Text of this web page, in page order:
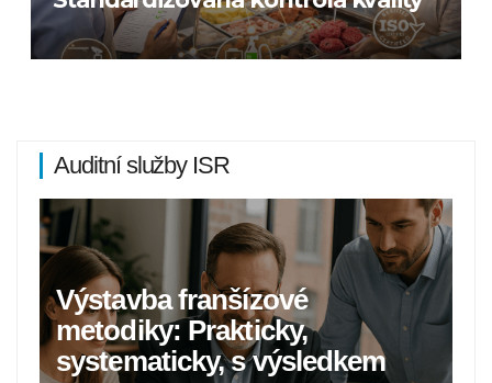
Auditní služby ISR
Výstavba franšízové
metodiky: Prakticky,
systematicky, s výsledkem